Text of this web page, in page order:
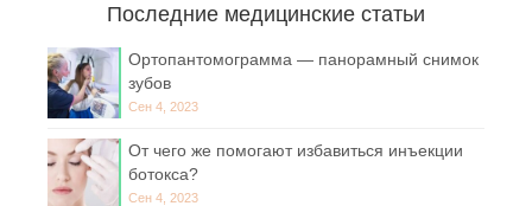
Последние медицинские статьи
Ортопантомограмма — панорамный снимок
зубов
Сен 4, 2023
От чего же помогают избавиться инъекции
ботокса?
Сен 4, 2023